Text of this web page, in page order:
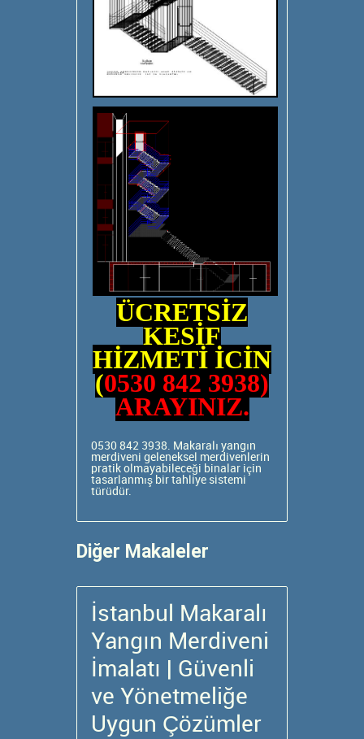
ÜCRETSİZ
KEŞİF
HİZMETİ İÇİN
(0530 842 3938)
ARAYINIZ.
0530 842 3938. Makaralı yangın
merdiveni geleneksel merdivenlerin
pratik olmayabileceği binalar için
tasarlanmış bir tahliye sistemi
türüdür.
Diğer Makaleler
İstanbul Makaralı
Yangın Merdiveni
İmalatı | Güvenli
ve Yönetmeliğe
Uygun Çözümler